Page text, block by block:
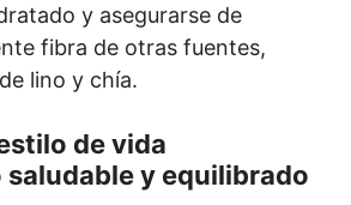
y asegurarse de
fibra de otras fuentes,
lino y chía.
de vida
y equilibrado